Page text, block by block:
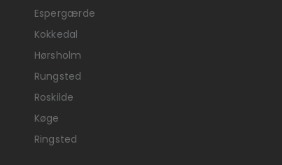
Espergærde
Kokkedal
Hørsholm
Rungsted
Roskilde
Køge
Ringsted